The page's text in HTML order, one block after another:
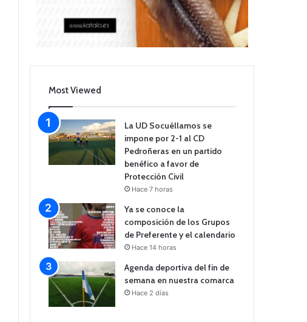
Most Viewed
La UD Socuéllamos se
impone por 2-1 al CD
Pedroñeras en un partido
benéfico a favor de
Protección Civil
Hace 7 horas
Ya se conoce la
composición de los Grupos
de Preferente y el calendario
Hace 14 horas
Agenda deportiva del fin de
semana en nuestra comarca
Hace 2 días